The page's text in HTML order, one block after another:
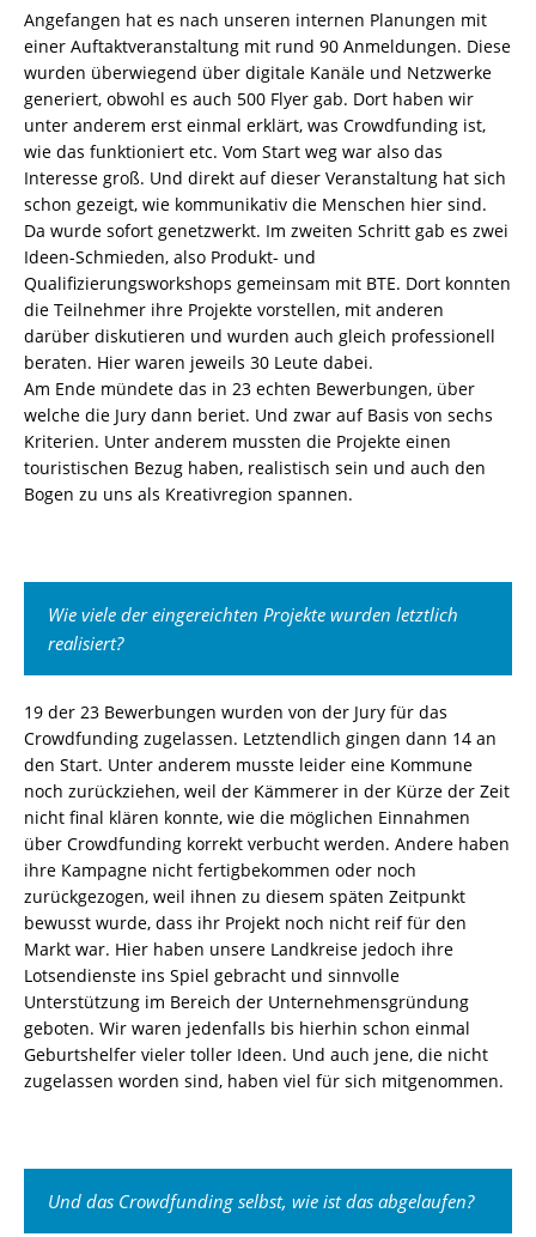
Angefangen hat es nach unseren internen Planungen mit
einer Auftaktveranstaltung mit rund 90 Anmeldungen. Diese
wurden überwiegend über digitale Kanäle und Netzwerke
generiert, obwohl es auch 500 Flyer gab. Dort haben wir
unter anderem erst einmal erklärt, was Crowdfunding ist,
wie das funktioniert etc. Vom Start weg war also das
Interesse groß. Und direkt auf dieser Veranstaltung hat sich
schon gezeigt, wie kommunikativ die Menschen hier sind.
Da wurde sofort genetzwerkt. Im zweiten Schritt gab es zwei
Ideen-Schmieden, also Produkt- und
Qualifizierungsworkshops gemeinsam mit BTE. Dort konnten
die Teilnehmer ihre Projekte vorstellen, mit anderen
darüber diskutieren und wurden auch gleich professionell
beraten. Hier waren jeweils 30 Leute dabei.
Am Ende mündete das in 23 echten Bewerbungen, über
welche die Jury dann beriet. Und zwar auf Basis von sechs
Kriterien. Unter anderem mussten die Projekte einen
touristischen Bezug haben, realistisch sein und auch den
Bogen zu uns als Kreativregion spannen.
Wie viele der eingereichten Projekte wurden letztlich
realisiert?
19 der 23 Bewerbungen wurden von der Jury für das
Crowdfunding zugelassen. Letztendlich gingen dann 14 an
den Start. Unter anderem musste leider eine Kommune
noch zurückziehen, weil der Kämmerer in der Kürze der Zeit
nicht final klären konnte, wie die möglichen Einnahmen
über Crowdfunding korrekt verbucht werden. Andere haben
ihre Kampagne nicht fertigbekommen oder noch
zurückgezogen, weil ihnen zu diesem späten Zeitpunkt
bewusst wurde, dass ihr Projekt noch nicht reif für den
Markt war. Hier haben unsere Landkreise jedoch ihre
Lotsendienste ins Spiel gebracht und sinnvolle
Unterstützung im Bereich der Unternehmensgründung
geboten. Wir waren jedenfalls bis hierhin schon einmal
Geburtshelfer vieler toller Ideen. Und auch jene, die nicht
zugelassen worden sind, haben viel für sich mitgenommen.
Und das Crowdfunding selbst, wie ist das abgelaufen?